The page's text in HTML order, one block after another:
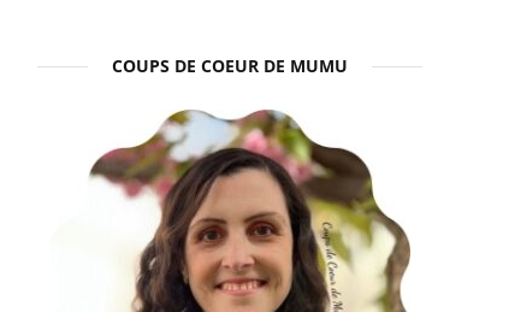
COUPS DE COEUR DE MUMU